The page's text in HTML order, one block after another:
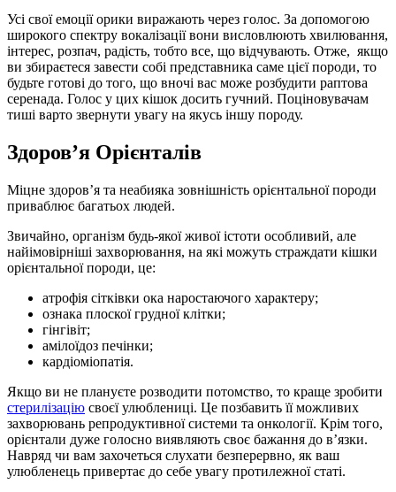
Усі свої емоції орики виражають через голос. За допомогою
широкого спектру вокалізації вони висловлюють хвилювання,
інтерес, розпач, радість, тобто все, що відчувають. Отже, якщо
ви збираєтеся завести собі представника саме цієї породи, то
будьте готові до того, що вночі вас може розбудити раптова
серенада. Голос у цих кішок досить гучний. Поціновувачам
тиші варто звернути увагу на якусь іншу породу.
Здоров’я Орієнталів
Міцне здоров’я та неабияка зовнішність орієнтальної породи
приваблює багатьох людей.
Звичайно, організм будь-якої живої істоти особливий, але
найімовірніші захворювання, на які можуть страждати кішки
орієнтальної породи, це:
атрофія сітківки ока наростаючого характеру;
ознака плоскої грудної клітки;
гінгівіт;
амілоїдоз печінки;
кардіоміопатія.
Якщо ви не плануєте розводити потомство, то краще зробити
стерилізацію своєї улюблениці. Це позбавить її можливих
захворювань репродуктивної системи та онкології. Крім того,
орієнтали дуже голосно виявляють своє бажання до в’язки.
Навряд чи вам захочеться слухати безперервно, як ваш
улюбленець привертає до себе увагу протилежної статі.